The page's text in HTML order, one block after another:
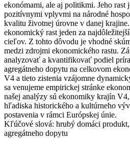
ekonómami, ale aj politikmi. Jeho rast
pozitívnymi vplyvmi na národné
kvalitu životnej úrovne v danej
ekonomický rast jeden za
cieľov. Z tohto dôvodu je vhodné
medzi zdrojmi ekonomického rastu.
analyzovať a kvantifikovať podiel
agregátneho dopytu na celkovom
V4 a tieto zistenia vzájomne
sa venujeme empirickej stránke
našej analýzy sú ekonomiky krajín
hľadiska historického a kultúrneho
postavenia v rámci Európskej únie.
Kľúčové slová: hrubý domáci
agregátneho dopytu